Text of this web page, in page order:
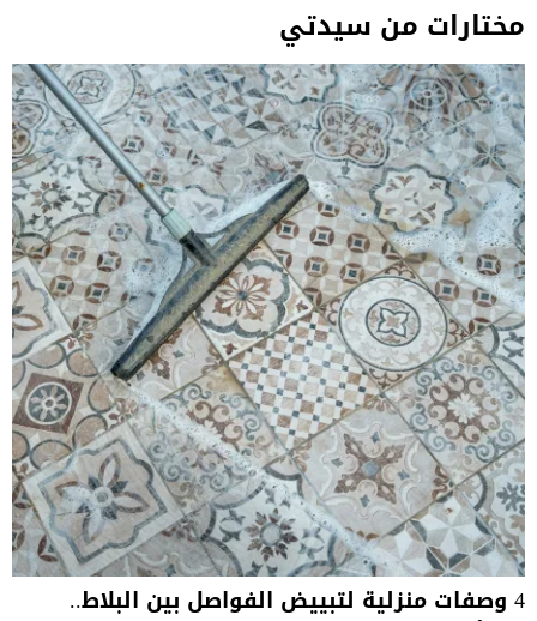
مختارات من سيدتي
4 وصفات منزلية لتبييض الفواصل بين البلاط..